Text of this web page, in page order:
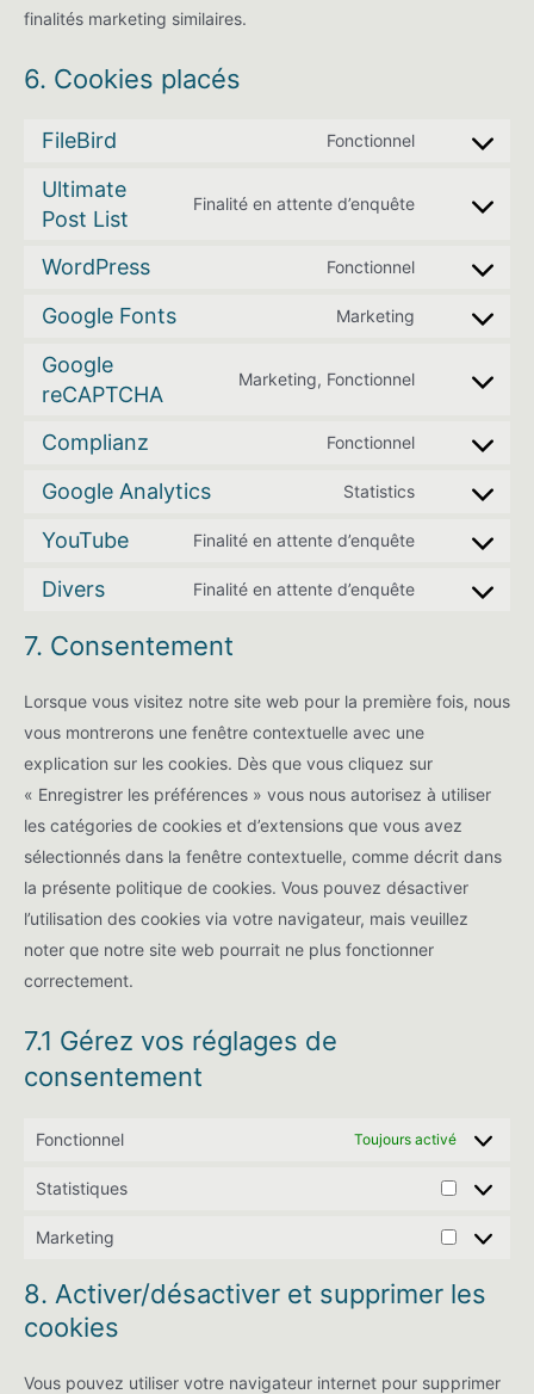
finalités marketing similaires.
6. Cookies placés
FileBird Fonctionnel
Consent
service
Ultimate
Post List
Finalité en attente d’enquête
Consent
service
ultimate-
WordPress Fonctionnel
Consent
wordpress
Google Fonts Marketing
Consent
service
Google
reCAPTCHA
Marketing, Fonctionnel
Consent
service
google-
Complianz Fonctionnel
Consent
complianz
Google Analytics Statistics
Consent
google-
YouTube Finalité en attente d’enquête
Consent
Divers Finalité en attente d’enquête
Consent
divers
7. Consentement
Lorsque vous visitez notre site web pour la première fois, nous
vous montrerons une fenêtre contextuelle avec une
explication sur les cookies. Dès que vous cliquez sur
« Enregistrer les préférences » vous nous autorisez à utiliser
les catégories de cookies et d’extensions que vous avez
sélectionnés dans la fenêtre contextuelle, comme décrit dans
la présente politique de cookies. Vous pouvez désactiver
l’utilisation des cookies via votre navigateur, mais veuillez
noter que notre site web pourrait ne plus fonctionner
correctement.
7.1 Gérez vos réglages de
consentement
Fonctionnel Toujours activé
Statistiques
Marketing
Marketing
8. Activer/désactiver et supprimer les
cookies
Vous pouvez utiliser votre navigateur internet pour supprimer